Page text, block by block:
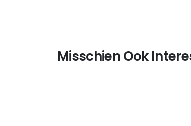
Misschien Ook